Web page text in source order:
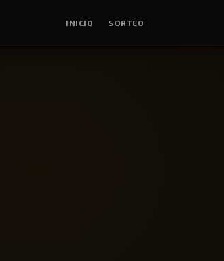
INICIO SORTEO